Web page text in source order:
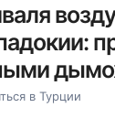
в Турции